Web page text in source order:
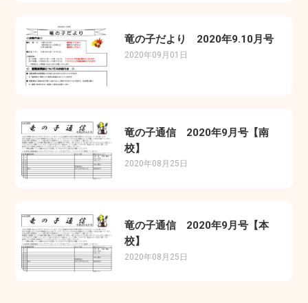
竜の子だより 2020年9.10月号
2020年09月01日
竜の子通信 2020年9月号【南
校】
2020年08月25日
竜の子通信 2020年9月号【本
校】
2020年08月25日